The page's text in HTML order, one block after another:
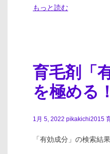
もっと読む
育毛剤「
を極める！
1月 5, 2022 pikakichi2015
「有効成分」の検索結